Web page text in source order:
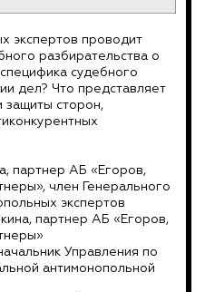
экспертов проводит
разбирательства о
судебного
дел? Что представляет
защиты сторон,
партнер АБ «Егоров,
член Генерального
экспертов
партнер АБ «Егоров,
Управления по
антимонопольной